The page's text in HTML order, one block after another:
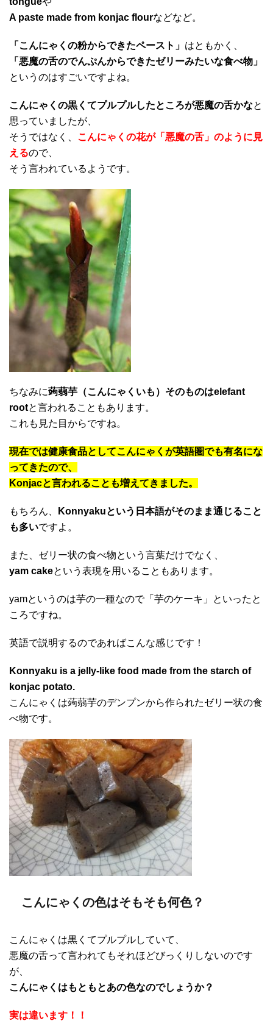
A paste made from konjac flourなどなど。
「こんにゃくの粉からできたペースト」 はともかく、
「悪魔の舌のでんぷんからできたゼリーみたいな食べ物」
というのはすごいですよね。
こんにゃくの黒くてプルプルしたところが悪魔の舌かなと
思っていましたが、
そうではなく、 こんにゃくの花が「悪魔の舌」のように見
えるので、
そう言われているようです。
ちなみに蒟蒻芋（こんにゃくいも）そのものはelefant
rootと言われることもあります。
これも見た目からですね。
現在では健康食品としてこんにゃくが英語圏でも有名にな
ってきたので、
Konjacと言われることも増えてきました。
もちろん、
Konnyakuという日本語がそのまま通じること
も多いですよ。
また、ゼリー状の食べ物という言葉だけでなく、
yam cakeという表現を用いることもあります。
yamというのは芋の一種なので「芋のケーキ」といったと
ころですね。
英語で説明するのであればこんな感じです！
Konnyaku is a jelly-like food made from the starch of
konjac potato.
こんにゃくは蒟蒻芋のデンプンから作られたゼリー状の食
べ物です。
こんにゃくの色はそもそも何色？
こんにゃくは黒くてプルプルしていて、
悪魔の舌って言われてもそれほどびっくりしないのです
が、
こんにゃくはもともとあの色なのでしょうか？
実は違います！！